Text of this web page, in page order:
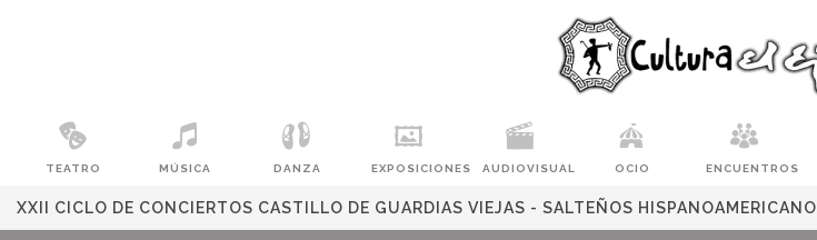
TEATRO MÚSICA DANZA EXPOSICIONES AUDIOVISUAL OCIO ENCUENTROS
XXII CICLO DE CONCIERTOS CASTILLO DE GUARDIAS VIEJAS - SALTEÑOS HISPANOAMERICANO